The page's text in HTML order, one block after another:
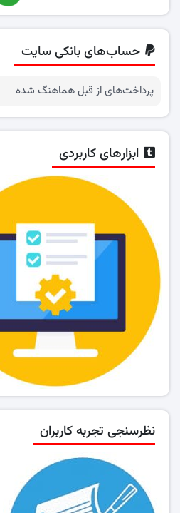
حساب‌های بانکی سایت
پرداخت‌های از قبل هماهنگ شده
ابزارهای کاربردی
نظرسنجی تجربه کاربران